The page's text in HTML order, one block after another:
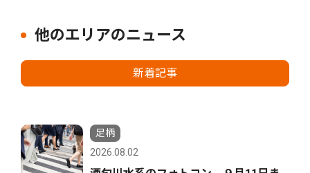
他のエリアのニュース
新着記事
足柄
2026.08.02